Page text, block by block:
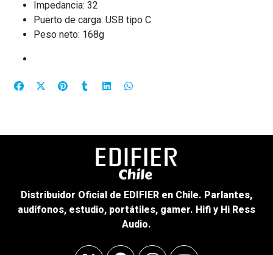
Impedancia: 32
Puerto de carga: USB tipo C
Peso neto: 168g
Distribuidor Oficial de EDIFIER en Chile. Parlantes,
audífonos, estudio, portátiles, gamer. Hifi y Hi Ress
Audio.